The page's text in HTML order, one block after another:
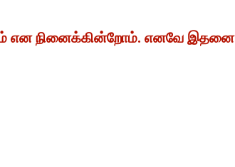
என நினைக்கின்றோம். எனவே இதனை